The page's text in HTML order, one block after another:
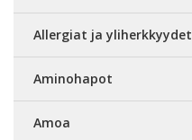
Allergiat ja yliherkkyydet
Aminohapot
Amoa